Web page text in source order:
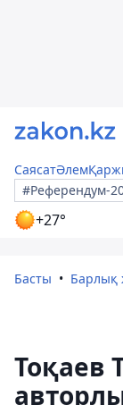
СаясатӘлем
#Референдум-
+27°
Басты Барлық
Тоқаев